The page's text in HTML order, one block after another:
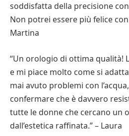
soddisfatta della precisione
Non potrei essere più felice
Martina
“Un orologio di ottima qualità!
e mi piace molto come si
mai avuto problemi con
confermare che è davvero
tutte le donne che cercano un
dall’estetica raffinata.” – Laura